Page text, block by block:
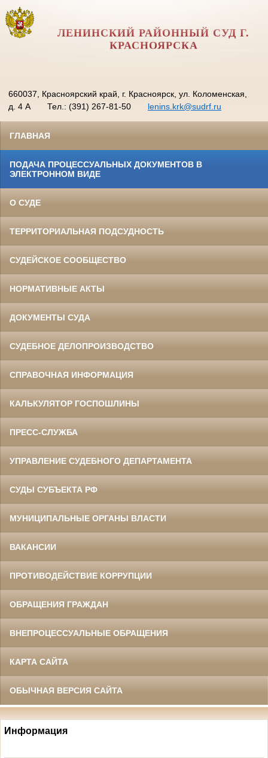
ЛЕНИНСКИЙ РАЙОННЫЙ СУД Г.
КРАСНОЯРСКА
660037, Красноярский край, г. Красноярск, ул. Коломенская,
д. 4 А
Тел.: (391) 267-81-50 lenins.krk@sudrf.ru
ГЛАВНАЯ
ПОДАЧА ПРОЦЕССУАЛЬНЫХ ДОКУМЕНТОВ В
ЭЛЕКТРОННОМ ВИДЕ
О СУДЕ
ТЕРРИТОРИАЛЬНАЯ ПОДСУДНОСТЬ
СУДЕЙСКОЕ СООБЩЕСТВО
НОРМАТИВНЫЕ АКТЫ
ДОКУМЕНТЫ СУДА
СУДЕБНОЕ ДЕЛОПРОИЗВОДСТВО
СПРАВОЧНАЯ ИНФОРМАЦИЯ
КАЛЬКУЛЯТОР ГОСПОШЛИНЫ
ПРЕСС-СЛУЖБА
УПРАВЛЕНИЕ СУДЕБНОГО ДЕПАРТАМЕНТА
СУДЫ СУБЪЕКТА РФ
МУНИЦИПАЛЬНЫЕ ОРГАНЫ ВЛАСТИ
ВАКАНСИИ
ПРОТИВОДЕЙСТВИЕ КОРРУПЦИИ
ОБРАЩЕНИЯ ГРАЖДАН
ВНЕПРОЦЕССУАЛЬНЫЕ ОБРАЩЕНИЯ
КАРТА САЙТА
ОБЫЧНАЯ ВЕРСИЯ САЙТА
Информация